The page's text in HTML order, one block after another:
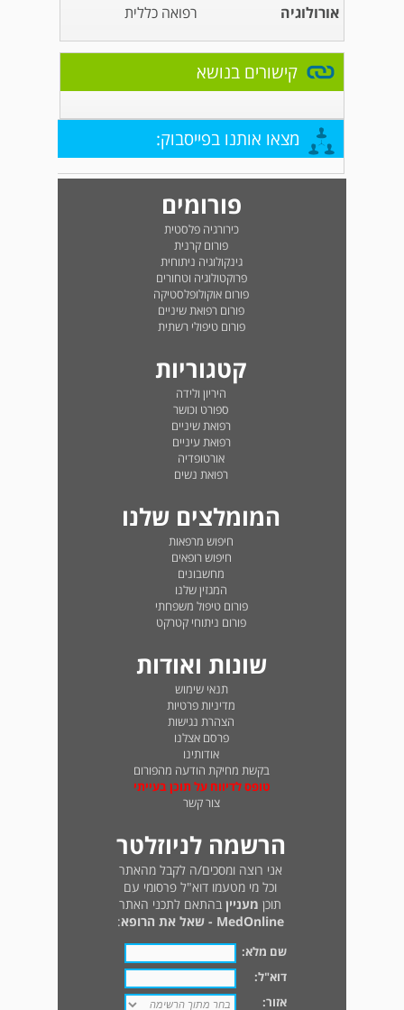
אורולוגיה
רפואה כללית
קישורים בנושא
מצאו אותנו בפייסבוק:
פורומים
כירורגיה פלסטית
פורום קרנית
גינקולוגיה ניתוחית
פרוקטולוגיה וטחורים
פורום אוקולופלסטיקה
פורום רפואת שיניים
פורום טיפולי רשתית
קטגוריות
היריון ולידה
ספורט וכושר
רפואת שיניים
רפואת עיניים
אורטופדיה
רפואת נשים
המומלצים שלנו
חיפוש מרפאות
חיפוש רופאים
מחשבונים
המגזין שלנו
פורום טיפול משפחתי
פורום ניתוחי קטרקט
שונות ואודות
תנאי שימוש
מדיניות פרטיות
הצהרת נגישות
פרסם אצלנו
אודותינו
בקשת מחיקת הודעה מהפורום
טופס לדיווח על תוכן בעייתי
צור קשר
הרשמה לניוזלטר
אני רוצה ומסכים/ה לקבל מהאתר
וכל מי מטעמו דוא"ל פרסומי עם
תוכן מעניין בהתאם לתכני האתר
MedOnline - שאל את הרופא
:
שם מלא:
דוא"ל:
אזור: